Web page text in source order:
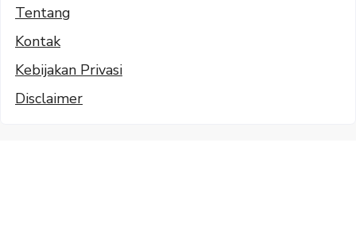
Tentang
Kontak
Kebijakan Privasi
Disclaimer